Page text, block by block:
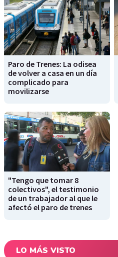
Paro de Trenes: La odisea
de volver a casa en un día
complicado para
movilizarse
"Tengo que tomar 8
colectivos", el testimonio
de un trabajador al que le
afectó el paro de trenes
LO MÁS VISTO